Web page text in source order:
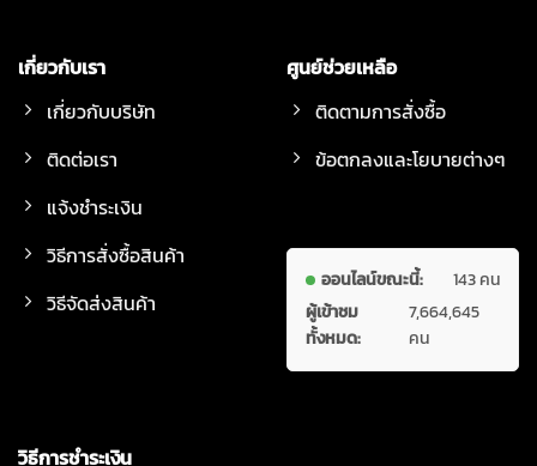
เกี่ยวกับเรา
เกี่ยวกับบริษัท
ติดต่อเรา
แจ้งชำระเงิน
วิธีการสั่งซื้อสินค้า
วิธีจัดส่งสินค้า
ศูนย์ช่วยเหลือ
ติดตามการสั่งซื้อ
ข้อตกลงและโยบายต่างๆ
ออนไลน์ขณะนี้:
143 คน
ผู้เข้าชม
ทั้งหมด:
7,664,645
คน
วิธีการชำระเงิน